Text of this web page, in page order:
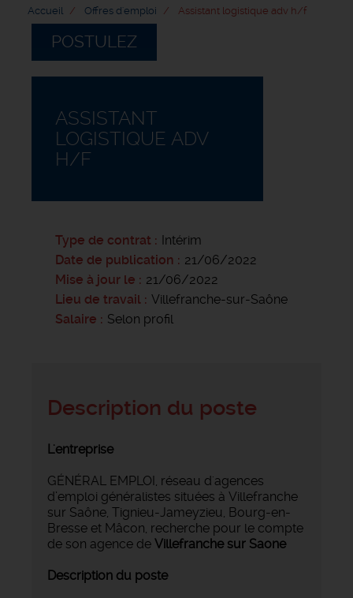
Accueil Offres d'emploi Assistant logistique adv h/f
POSTULEZ
ASSISTANT
LOGISTIQUE ADV
H/F
Type de contrat
Intérim
Date de publication
21/06/2022
Mise à jour le
21/06/2022
Lieu de travail
Villefranche-sur-Saône
Salaire
Selon profil
Description du poste
L'entreprise
GÉNÉRAL EMPLOI, réseau d'agences
d’emploi généralistes situées à Villefranche
sur Saône, Tignieu-Jameyzieu, Bourg-en-
Bresse et Mâcon, recherche pour le compte
de son agence de Villefranche sur Saone
Description du poste